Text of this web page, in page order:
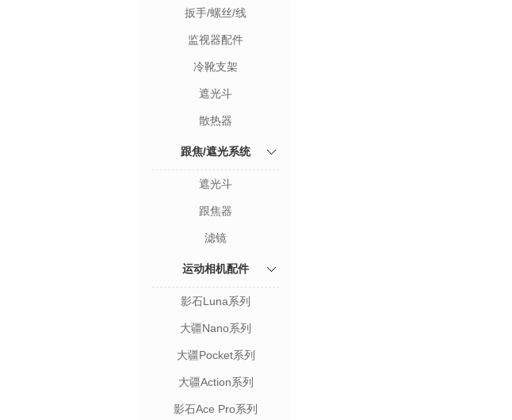
扳手/螺丝/线
监视器配件
冷靴支架
遮光斗
散热器
跟焦/遮光系统
遮光斗
跟焦器
滤镜
运动相机配件
影石Luna系列
大疆Nano系列
大疆Pocket系列
大疆Action系列
影石Ace Pro系列